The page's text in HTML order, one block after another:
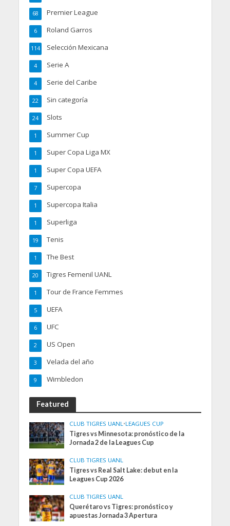
Premier League
68
Roland Garros
6
Selección Mexicana
114
Serie A
4
Serie del Caribe
4
Sin categoría
22
Slots
24
Summer Cup
1
Super Copa Liga MX
1
Super Copa UEFA
1
Supercopa
7
Supercopa Italia
1
Superliga
1
Tenis
19
The Best
1
Tigres Femenil UANL
20
Tour de France Femmes
1
UEFA
5
UFC
6
US Open
2
Velada del año
3
Wimbledon
9
Featured
CLUB TIGRES UANL •LEAGUES CUP
Tigres vs Minnesota: pronóstico de la
Jornada 2 de la Leagues Cup
CLUB TIGRES UANL
Tigres vs Real Salt Lake: debut en la
Leagues Cup 2026
CLUB TIGRES UANL
Querétaro vs Tigres: pronóstico y
apuestas Jornada 3 Apertura